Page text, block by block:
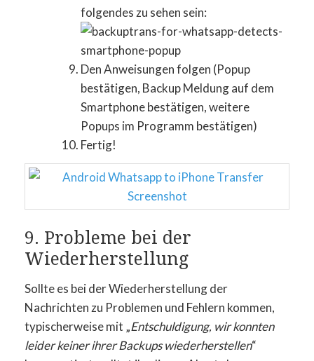
folgendes zu sehen sein:
Den Anweisungen folgen (Popup
bestätigen, Backup Meldung auf dem
Smartphone bestätigen, weitere
Popups im Programm bestätigen)
Fertig!
9. Probleme bei der
Wiederherstellung
Sollte es bei der Wiederherstellung der
Nachrichten zu Problemen und Fehlern kommen,
typischerweise mit „Entschuldigung, wir konnten
leider keiner ihrer Backups wiederherstellen“